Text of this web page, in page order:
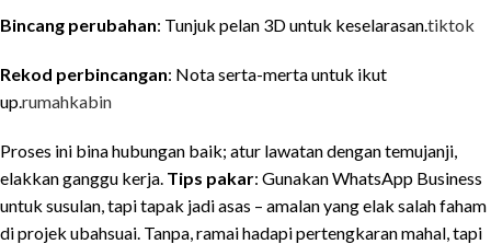
Bincang perubahan: Tunjuk pelan 3D untuk keselarasan.tiktok
Rekod perbincangan: Nota serta-merta untuk ikut
up.rumahkabin
Proses ini bina hubungan baik; atur lawatan dengan temujanji,
elakkan ganggu kerja. Tips pakar: Gunakan WhatsApp Business
untuk susulan, tapi tapak jadi asas – amalan yang elak salah faham
di projek ubahsuai. Tanpa, ramai hadapi pertengkaran mahal, tapi